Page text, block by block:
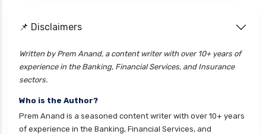
health insurance lucknow
health insurance mumbai
health insurance nagpur
health insurance noida
📌 Disclaimers
Written by Prem Anand, a content writer with over 10+ years of
experience in the Banking, Financial Services, and Insurance
sectors.
Who is the Author?
Prem Anand is a seasoned content writer with over 10+ years
of experience in the Banking, Financial Services, and